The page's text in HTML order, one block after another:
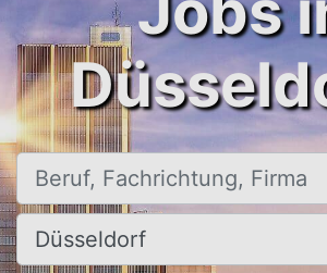
Beruf, Fachrichtung, Firma
Ort, Stadt